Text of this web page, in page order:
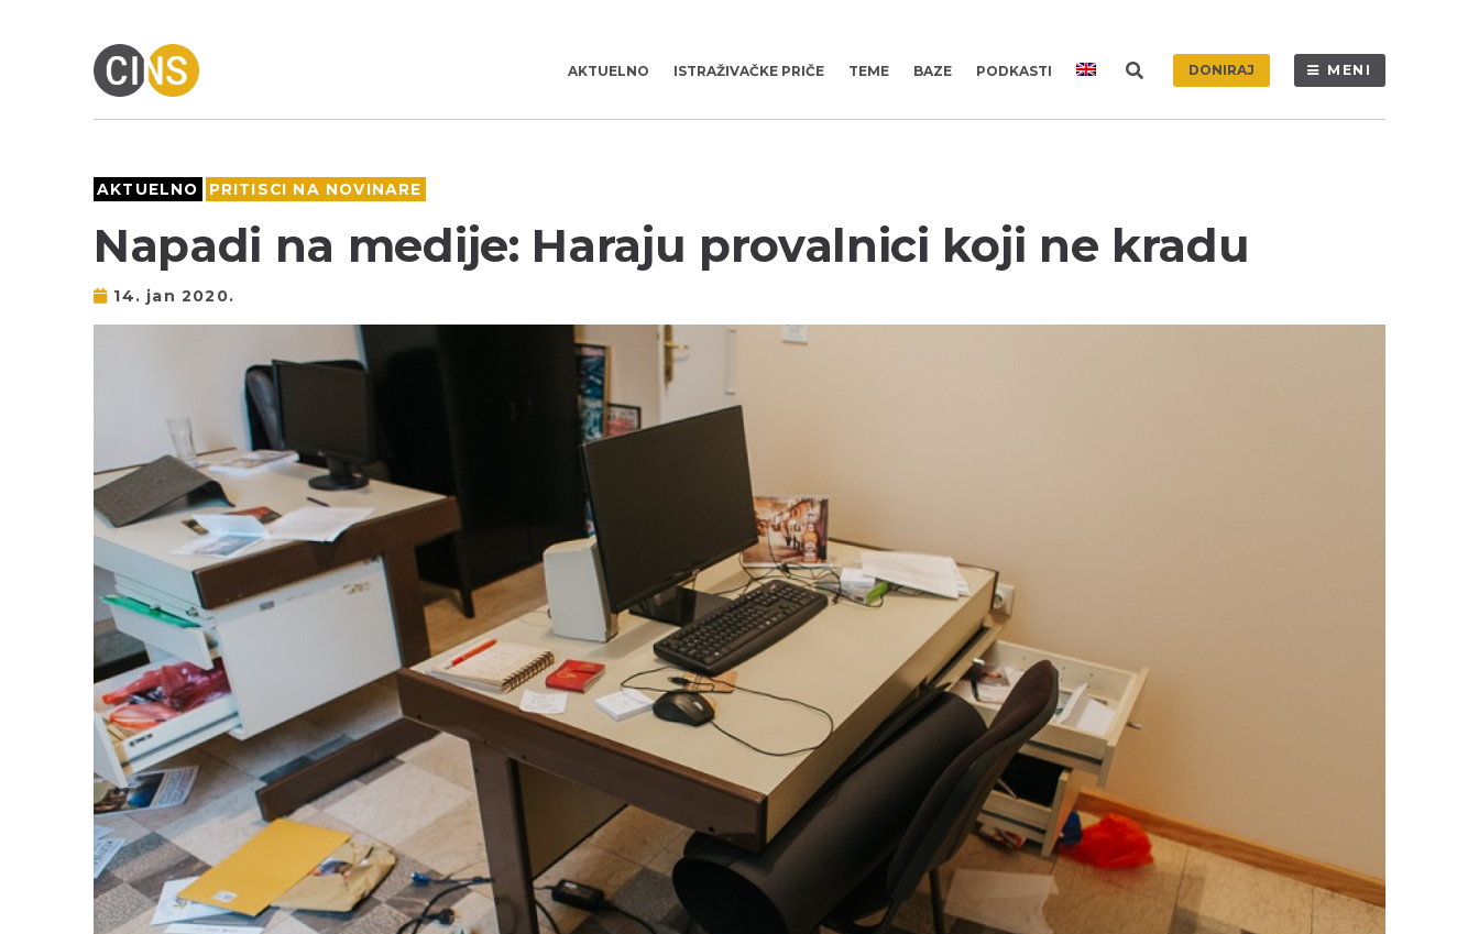
AKTUELNO ISTRAŽIVAČKE PRIČE TEME BAZE PODKASTI DONIRAJ MENI
AKTUELNO PRITISCI NA NOVINARE
Napadi na medije: Haraju provalnici koji ne kradu
14. jan 2020.